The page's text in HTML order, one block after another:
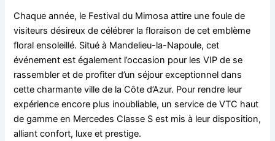
Chaque année, le Festival du Mimosa attire une foule de
visiteurs désireux de célébrer la floraison de cet emblème
floral ensoleillé. Situé à Mandelieu-la-Napoule, cet
événement est également l’occasion pour les VIP de se
rassembler et de profiter d’un séjour exceptionnel dans
cette charmante ville de la Côte d’Azur. Pour rendre leur
expérience encore plus inoubliable, un service de VTC haut
de gamme en Mercedes Classe S est mis à leur disposition,
alliant confort, luxe et prestige.